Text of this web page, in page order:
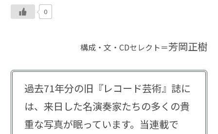
0
構成・文・CDセレクト＝芳岡正樹
過去71年分の旧『レコード芸術』誌に
は、来日した名演奏家たちの多くの貴
重な写真が眠っています。当連載で